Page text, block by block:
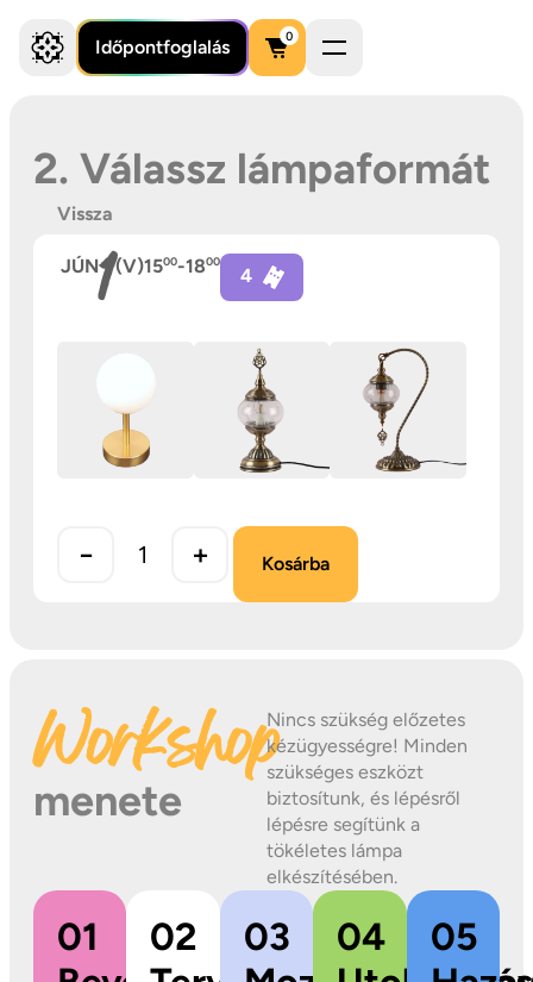
Időpontfoglalás
0
2. Válassz lámpaformát
Vissza
JÚN1(V)1500-1800
4
− + Kosárba
Workshop
menete
Nincs szükség előzetes
kézügyességre! Minden
szükséges eszközt
biztosítunk, és lépésről
lépésre segítünk a
tökéletes lámpa
elkészítésében.
01
02
03
04
05